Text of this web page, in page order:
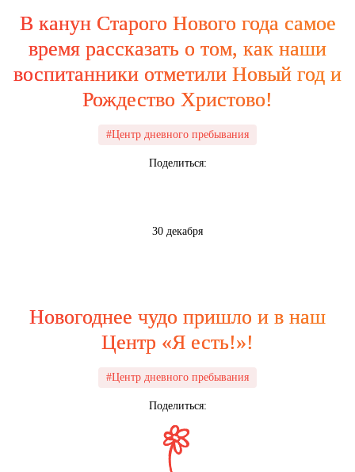
В канун Старого Нового года самое
время рассказать о том, как наши
воспитанники отметили Новый год и
Рождество Христово!
#Центр дневного пребывания
Поделиться:
30 декабря
Новогоднее чудо пришло и в наш
Центр «Я есть!»!
#Центр дневного пребывания
Поделиться: